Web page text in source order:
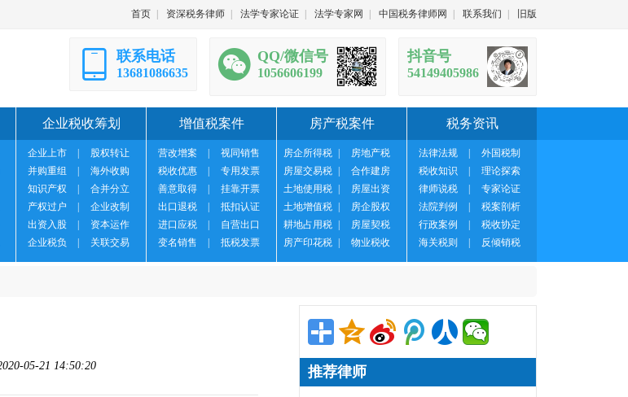
首页 资深税务律师 法学专家论证 法学专家网 中国税务律师网 联系我们 旧版
联系电话
13681086635
QQ/微信号
1056606199
抖音号
54149405986
企业税收筹划
企业上市
股权转让
并购重组
海外收购
知识产权
合并分立
产权过户
企业改制
出资入股
资本运作
企业税负
关联交易
增值税案件
营改增案
视同销售
税收优惠
专用发票
善意取得
挂靠开票
出口退税
抵扣认证
进口应税
自营出口
变名销售
抵税发票
房产税案件
房企所得税
房地产税
房屋交易税
合作建房
土地使用税
房屋出资
土地增值税
房企股权
耕地占用税
房屋契税
房产印花税
物业税收
税务资讯
法律法规
外国税制
税收知识
理论探索
律师说税
专家论证
法院判例
税案剖析
行政案例
税收协定
海关税则
反倾销税
05-21 14:50:20 推荐律师